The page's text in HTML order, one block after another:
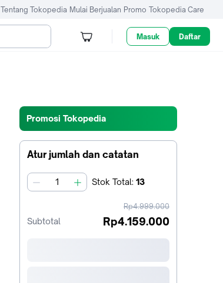
Tentang Tokopedia Mulai Berjualan Promo Tokopedia Care
Masuk Daftar
Promosi Tokopedia
Atur jumlah dan catatan
jumlah Stok Total: 13
harga
sebelum
Rp4.999.000
Subtotal Rp4.159.000